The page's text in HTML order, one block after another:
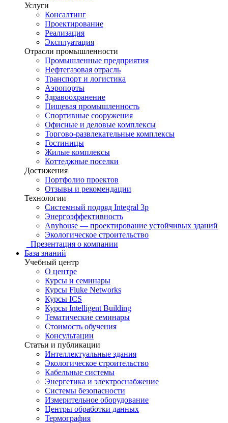
Услуги
Консалтинг
Проектирование
Реализация
Эксплуатация
Отрасли промышленности
Промышленные предприятия
Нефтегазовая отрасль
Транспорт и логистика
Аэропорты
Здравоохранение
Пищевая промышленность
Спортивные сооружения
Офисные и деловые комплексы
Торгово-развлекательные комплексы
Гостиницы
Жилые комплексы
Коттеджные поселки
Достижения
Портфолио проектов
Отзывы и рекомендации
Технологии
Системный подряд Integral 3p
Энергоэффективность
Anyhouse — проектирование устойчивых зданий
Экологическое строительство
Презентация о компании
База знаний
Учебный центр
О центре
Курсы и семинары
Курсы Fluke Networks
Курсы ICS
Курсы Intelligent Building
Тематические семинары
Стоимость обучения
Консультации
Статьи и публикации
Интеллектуальные здания
Экологическое строительство
Кабельные системы
Энергетика и электроснабжение
Системы безопасности
Измерительное оборудование
Центры обработки данных
Термография